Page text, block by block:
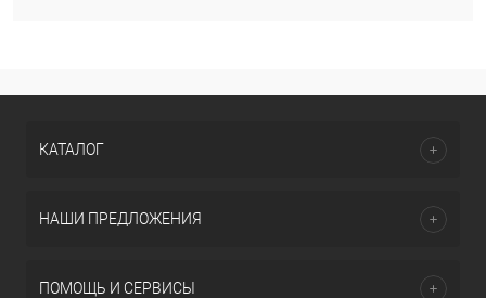
КАТАЛОГ
НАШИ ПРЕДЛОЖЕНИЯ
ПОМОЩЬ И СЕРВИСЫ